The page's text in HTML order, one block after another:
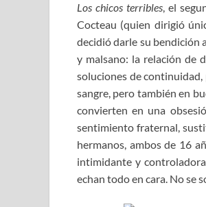
b
o
o
k
t
e
r
o
d
o
n
L
i
n
k
a
m
e
Los chicos terribles, el
Cocteau (quien dirigió
decidió darle su bendición
y malsano: la relación de
soluciones de
sangre, pero también en
convierten en una
sentimiento fraternal,
hermanos, ambos de 16
intimidante y
echan todo en cara. No se